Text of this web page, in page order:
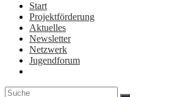
Start
Projektförderung
Aktuelles
Newsletter
Netzwerk
Jugendforum